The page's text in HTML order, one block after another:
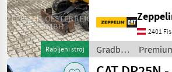
Rabljeni stroj
2401
Gradbeni
stroji /